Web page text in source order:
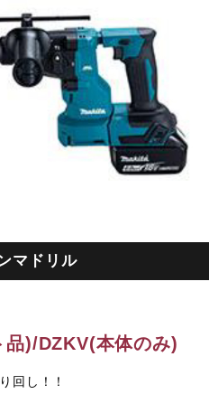
マドリル
品)/DZKV(本体のみ)
回し！！